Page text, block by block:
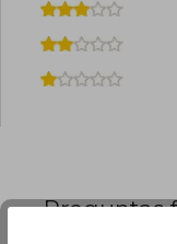
Preguntas